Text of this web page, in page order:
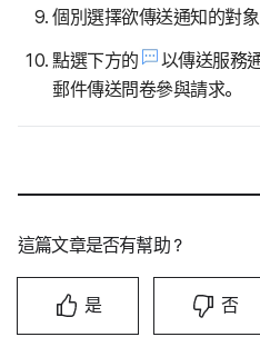
個別選擇欲傳送通知的對象
點選下方的 以傳送服務
郵件傳送問卷參與請求。
這篇文章是否有幫助？
是 否